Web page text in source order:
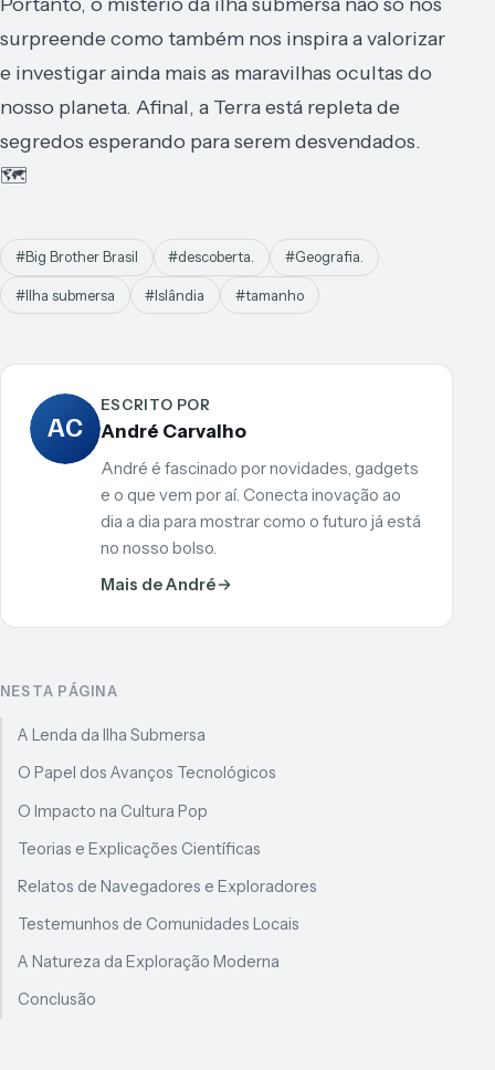
surpreende como também nos inspira a valorizar
e investigar ainda mais as maravilhas ocultas do
nosso planeta. Afinal, a Terra está repleta de
segredos esperando para serem desvendados.
🗺️
#Big Brother Brasil #descoberta. #Geografia.
#Ilha submersa #Islândia #tamanho
AC
ESCRITO POR
André Carvalho
André é fascinado por novidades, gadgets
e o que vem por aí. Conecta inovação ao
dia a dia para mostrar como o futuro já está
no nosso bolso.
Mais de André
NESTA PÁGINA
A Lenda da Ilha Submersa
O Papel dos Avanços Tecnológicos
O Impacto na Cultura Pop
Teorias e Explicações Científicas
Relatos de Navegadores e Exploradores
Testemunhos de Comunidades Locais
A Natureza da Exploração Moderna
Conclusão